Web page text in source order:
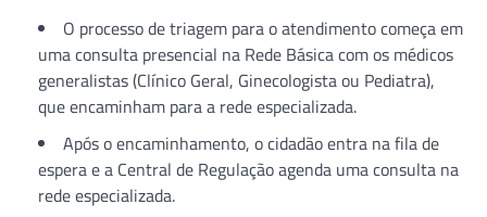
O processo de triagem para o atendimento começa em
uma consulta presencial na Rede Básica com os médicos
generalistas (Clínico Geral, Ginecologista ou Pediatra),
que encaminham para a rede especializada.
Após o encaminhamento, o cidadão entra na fila de
espera e a Central de Regulação agenda uma consulta na
rede especializada.